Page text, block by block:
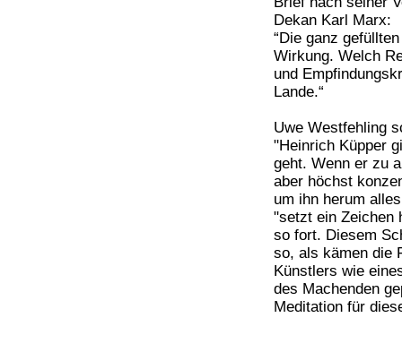
Dekan Karl Marx:
“Die ganz
Wirkung. Welch
und
Lande.“
Uwe Westfehling
"Heinrich Küpper
geht. Wenn er zu
aber höchst
um ihn herum
"setzt ein Zeichen
so fort. Diesem
so, als kämen die
Künstlers wie
des Machenden
Meditation für